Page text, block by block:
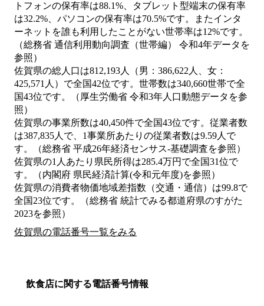
トフォンの保有率は88.1%、タブレット型端末の保有率
は32.2%、パソコンの保有率は70.5%です。またインタ
ーネットを誰も利用したことがない世帯率は12%です。
（総務省 通信利用動向調査（世帯編） 令和4年データを
参照）
佐賀県の総人口は812,193人（男：386,622人、女：
425,571人）で全国42位です。世帯数は340,660世帯で全
国43位です。（厚生労働省 令和3年人口動態データを参
照）
佐賀県の事業所数は40,450件で全国43位です。従業者数
は387,835人で、1事業所あたりの従業者数は9.59人で
す。（総務省 平成26年経済センサス‐基礎調査を参照）
佐賀県の1人あたり県民所得は285.4万円で全国31位で
す。（内閣府 県民経済計算(令和元年度)を参照）
佐賀県の消費者物価地域差指数（交通・通信）は99.8で
全国23位です。（総務省 統計でみる都道府県のすがた
2023を参照）
佐賀県の電話番号一覧をみる
飲食店に関する電話番号情報